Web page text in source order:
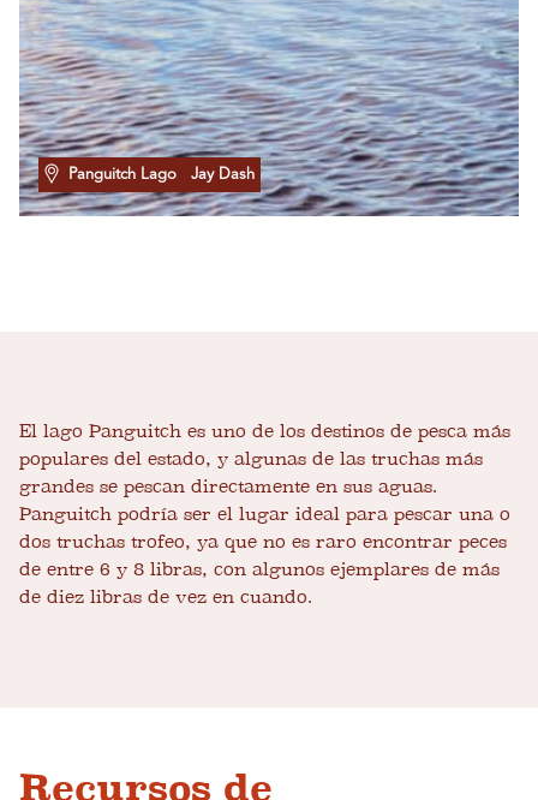
Panguitch Lago Jay Dash
El lago Panguitch es uno de los destinos de pesca más
populares del estado, y algunas de las truchas más
grandes se pescan directamente en sus aguas.
Panguitch podría ser el lugar ideal para pescar una o
dos truchas trofeo, ya que no es raro encontrar peces
de entre 6 y 8 libras, con algunos ejemplares de más
de diez libras de vez en cuando.
Recursos de